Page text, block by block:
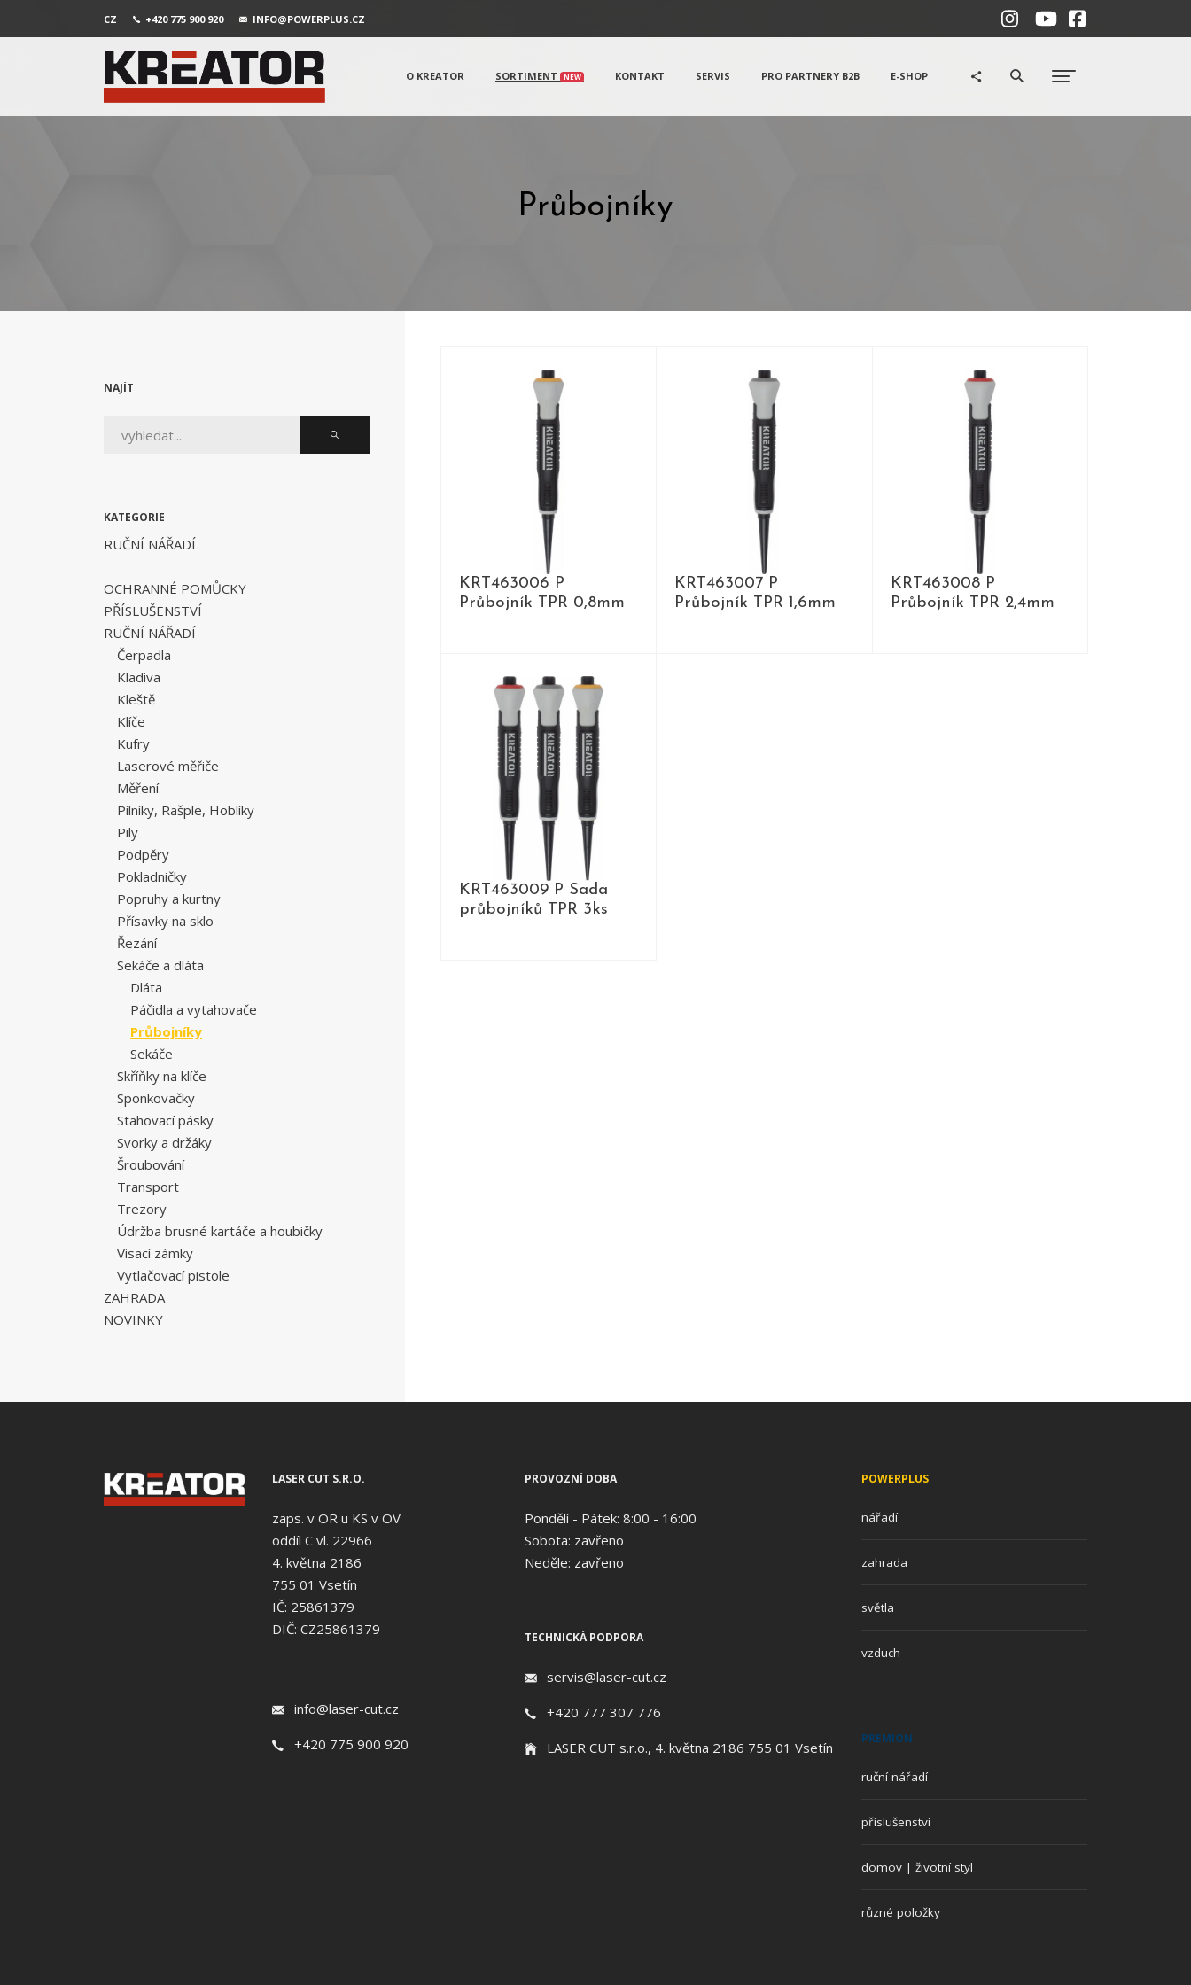
CZ +420 775 900 920 INFO@POWERPLUS.CZ
O KREATOR SORTIMENT NEW KONTAKT SERVIS PRO PARTNERY B2B E-SHOP
Průbojníky
KRT463006 P
Průbojník TPR 0,8mm
KRT463007 P
Průbojník TPR 1,6mm
KRT463008 P
Průbojník TPR 2,4mm
KRT463009 P Sada
průbojníků TPR 3ks
NAJÍT
KATEGORIE
RUČNÍ NÁŘADÍ
OCHRANNÉ POMŮCKY
PŘÍSLUŠENSTVÍ
RUČNÍ NÁŘADÍ
Čerpadla
Kladiva
Kleště
Klíče
Kufry
Laserové měřiče
Měření
Pilníky, Rašple, Hoblíky
Pily
Podpěry
Pokladničky
Popruhy a kurtny
Přísavky na sklo
Řezání
Sekáče a dláta
Dláta
Páčidla a vytahovače
Průbojníky
Sekáče
Skříňky na klíče
Sponkovačky
Stahovací pásky
Svorky a držáky
Šroubování
Transport
Trezory
Údržba brusné kartáče a houbičky
Visací zámky
Vytlačovací pistole
ZAHRADA
NOVINKY
LASER CUT S.R.O.
zaps. v OR u KS v OV
oddíl C vl. 22966
4. května 2186
755 01 Vsetín
IČ: 25861379
DIČ: CZ25861379
info@laser-cut.cz
+420 775 900 920
PROVOZNÍ DOBA
Pondělí - Pátek: 8:00 - 16:00
Sobota: zavřeno
Neděle: zavřeno
TECHNICKÁ PODPORA
servis@laser-cut.cz
+420 777 307 776
LASER CUT s.r.o., 4. května 2186 755 01 Vsetín
POWERPLUS
nářadí
zahrada
světla
vzduch
PREMION
ruční nářadí
příslušenství
domov | životní styl
různé položky